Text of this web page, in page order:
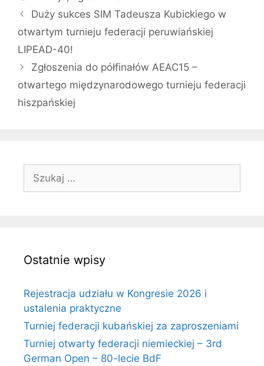
Duży sukces SIM Tadeusza Kubickiego w
otwartym turnieju federacji peruwiańskiej
LIPEAD-40!
Zgłoszenia do półfinałów AEAC15 –
otwartego międzynarodowego turnieju federacji
hiszpańskiej
Ostatnie wpisy
Rejestracja udziału w Kongresie 2026 i
ustalenia praktyczne
Turniej federacji kubańskiej za zaproszeniami
Turniej otwarty federacji niemieckiej – 3rd
German Open – 80-lecie BdF